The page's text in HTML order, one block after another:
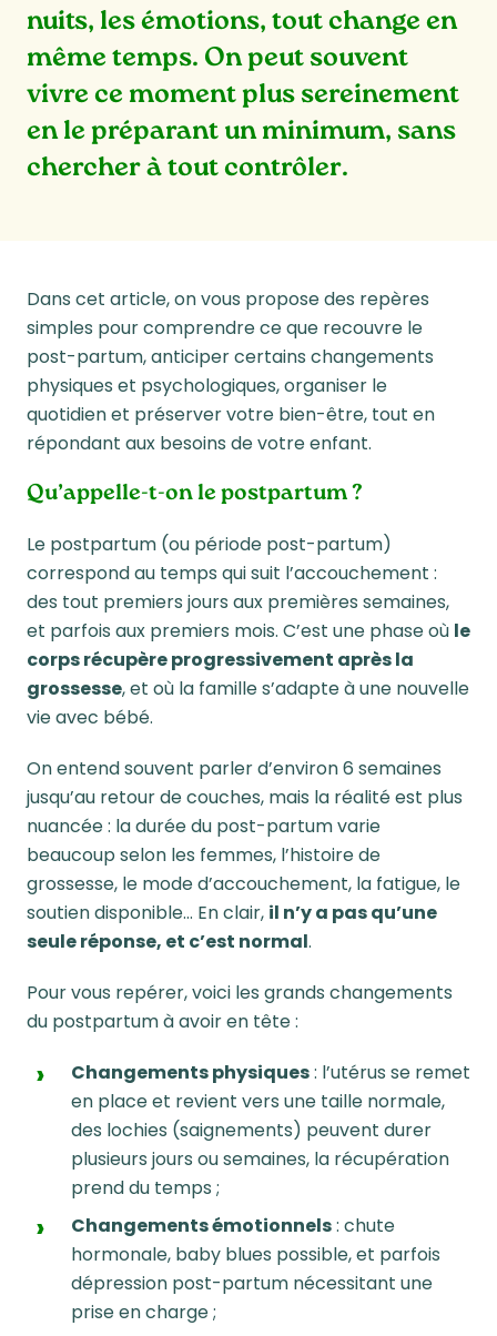
nuits, les émotions, tout change en
même temps. On peut souvent
vivre ce moment plus sereinement
en le préparant un minimum, sans
chercher à tout contrôler.
Dans cet article, on vous propose des repères
simples pour comprendre ce que recouvre le
post-partum, anticiper certains changements
physiques et psychologiques, organiser le
quotidien et préserver votre bien-être, tout en
répondant aux besoins de votre enfant.
Qu’appelle-t-on le postpartum ?
Le postpartum (ou période post-partum)
correspond au temps qui suit l’accouchement :
des tout premiers jours aux premières semaines,
et parfois aux premiers mois. C’est une phase où le
corps récupère progressivement après la
grossesse, et où la famille s’adapte à une nouvelle
vie avec bébé.
On entend souvent parler d’environ 6 semaines
jusqu’au retour de couches, mais la réalité est plus
nuancée : la durée du post-partum varie
beaucoup selon les femmes, l’histoire de
grossesse, le mode d’accouchement, la fatigue, le
soutien disponible… En clair, il n’y a pas qu’une
seule réponse, et c’est normal.
Pour vous repérer, voici les grands changements
du postpartum à avoir en tête :
Changements physiques: l’utérus se remet
en place et revient vers une taille normale,
des lochies (saignements) peuvent durer
plusieurs jours ou semaines, la récupération
prend du temps ;
Changements émotionnels: chute
hormonale, baby blues possible, et parfois
dépression post-partum nécessitant une
prise en charge ;